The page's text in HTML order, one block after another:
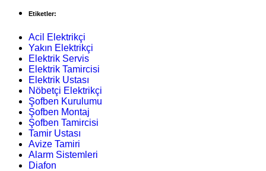
Etiketler:
Acil Elektrikçi
Yakın Elektrikçi
Elektrik Servis
Elektrik Tamircisi
Elektrik Ustası
Nöbetçi Elektrikçi
Şofben Kurulumu
Şofben Montaj
Şofben Tamircisi
Tamir Ustası
Avize Tamiri
Alarm Sistemleri
Diafon